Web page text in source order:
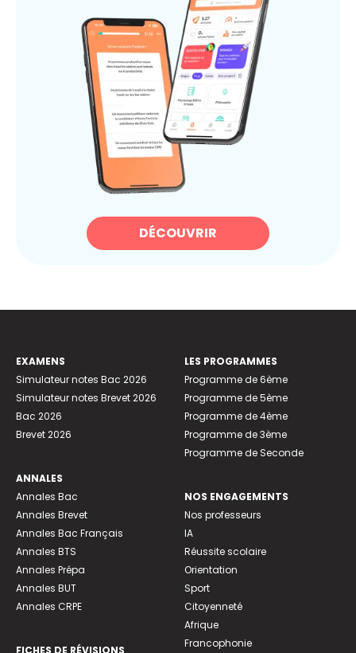
DÉCOUVRIR
EXAMENS
Simulateur notes Bac 2026
Simulateur notes Brevet 2026
Bac 2026
Brevet 2026
ANNALES
Annales Bac
Annales Brevet
Annales Bac Français
Annales BTS
Annales Prépa
Annales BUT
Annales CRPE
FICHES DE RÉVISIONS
LES PROGRAMMES
Programme de 6ème
Programme de 5ème
Programme de 4ème
Programme de 3ème
Programme de Seconde
NOS ENGAGEMENTS
Nos professeurs
IA
Réussite scolaire
Orientation
Sport
Citoyenneté
Afrique
Francophonie